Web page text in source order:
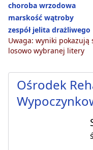
choroba wrzodowa
marskość wątroby
zespół jelita drażliwego
Uwaga: wyniki
losowo wybranej litery
Ośrodek